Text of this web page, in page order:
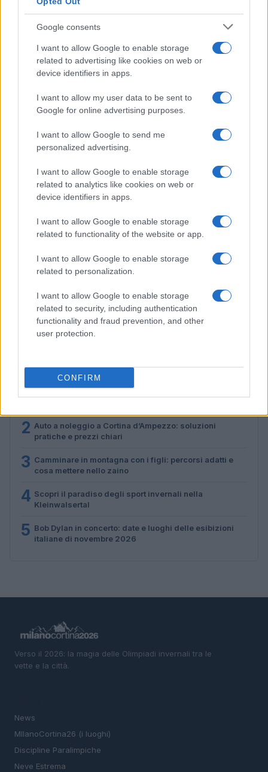
Google consents
I want to allow Google to enable storage
related to advertising like cookies on web or
device identifiers in apps.
I want to allow my user data to be sent to
Google for online advertising purposes.
I want to allow Google to send me
personalized advertising.
I want to allow Google to enable storage
related to analytics like cookies on web or
device identifiers in apps.
I want to allow Google to enable storage
related to functionality of the website or app.
I want to allow Google to enable storage
related to personalization.
I want to allow Google to enable storage
related to security, including authentication
functionality and fraud prevention, and other
user protection.
CONFIRM
Bocciature scolastiche: i casi giudiziari che hanno
Marco Tessari · 3 Ago 2026
Disastri climatici 2026: incendi, alluvioni e caldo
estremo in Europa e oltre
Marco Tessari · 1 Ago 2026
1
Scopri le Olimpiadi Milano Cortina: Sport, Cultura e
2 Auto a noleggio a Cortina d’Ampezzo: soluzioni
pratiche e prezzi chiari
3 Camminare in montagna con i figli: percorsi adatti e
cosa mettere nello zaino
4 Scopri il paradiso degli sport invernali nella
Kleinwalsertal
5 Bob Dylan in concerto: date e luoghi delle esibizioni
italiane di novembre 2026
Verso il 2026: la magia delle Olimpiadi invernali tra le
vette e la città.
News
MIlanoCortina26 (i luoghi)
Discipline Paralimpiche
Neve Estrema